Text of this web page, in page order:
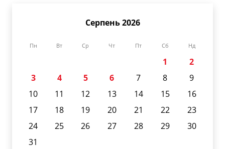
Серпень 2026
Пн Вт Ср Чт Пт Сб Нд
1
2
3
4 5 6 7 8
9
10
11 12 13 14 15
16
17
18 19 20 21 22
23
24
25 26 27 28 29
30
31